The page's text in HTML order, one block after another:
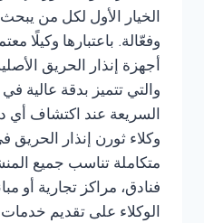
الخيار الأول لكل من
وفعّالة. باعتبارها وكيلًا
أجهزة إنذار الحريق
والتي تتميز بدقة عالية
السريعة عند اكتشاف أي
وكلاء ثورن إنذار الحريق
متكاملة تناسب جميع
فنادق، مراكز تجارية أو
الوكلاء على تقديم خدمات